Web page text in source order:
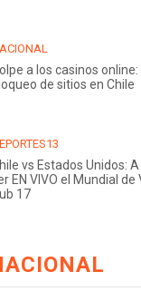
a los casinos
de sitios en Chile
vs Estados Unidos:
EN VIVO el Mundial
17